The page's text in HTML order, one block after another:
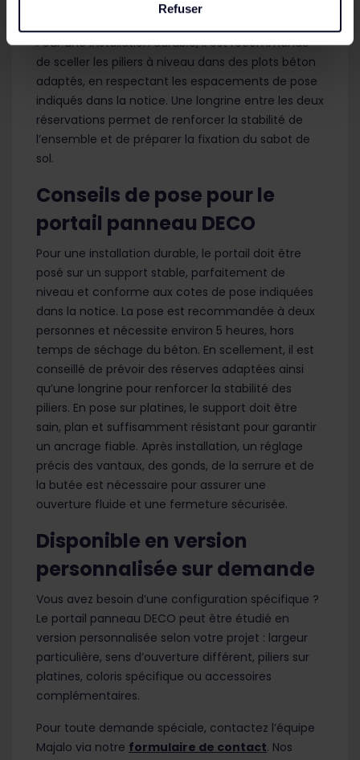
Refuser
du portail lors de la fermeture.
Pour une installation durable, il est recommandé
de sceller les piliers à niveau dans des plots béton
adaptés, en respectant les espacements de pose
indiqués dans la notice. Une longrine entre les deux
réservations permet de renforcer la stabilité de
l’ensemble et de préparer la fixation du sabot de
sol.
Conseils de pose pour le
portail panneau DECO
Pour une installation durable, le portail doit être
posé sur un support stable, parfaitement de
niveau et conforme aux cotes de pose indiquées
dans la notice. La pose est recommandée à deux
personnes et nécessite environ 5 heures, hors
temps de séchage du béton. En scellement, il est
conseillé de prévoir des réserves adaptées ainsi
qu’une longrine pour renforcer la stabilité des
piliers. En pose sur platines, le support doit être
sain, plan et suffisamment résistant pour garantir
un ancrage fiable. Après installation, un réglage
précis des vantaux, des gonds, de la serrure et de
la butée est nécessaire pour assurer une
ouverture fluide et une fermeture sécurisée.
Disponible en version
personnalisée sur demande
Vous avez besoin d’une configuration spécifique ?
Le portail panneau DECO peut être étudié en
version personnalisée selon votre projet : largeur
particulière, sens d’ouverture différent, piliers sur
platines, coloris spécifique ou accessoires
complémentaires.
Pour toute demande spéciale, contactez l’équipe
Majalo via notre formulaire de contact. Nos